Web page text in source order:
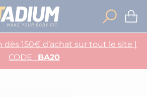
150€ d’achat sur tout le site |
CODE : BA20